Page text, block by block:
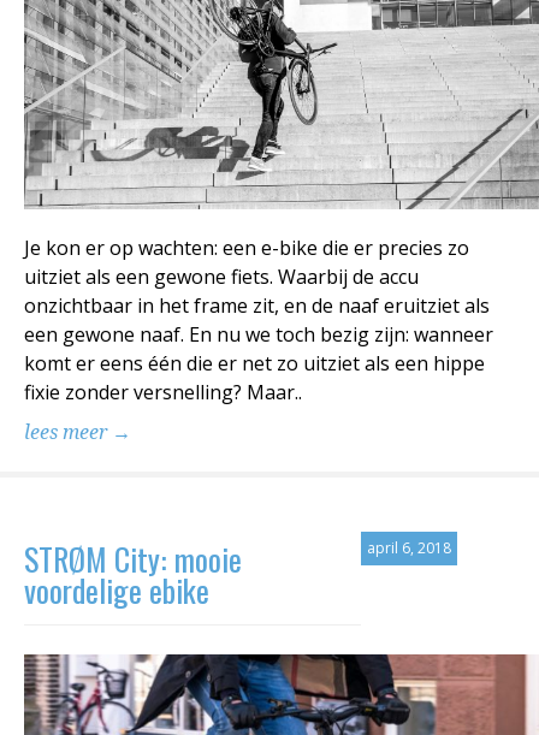
Je kon er op wachten: een e-bike die er precies zo
uitziet als een gewone fiets. Waarbij de accu
onzichtbaar in het frame zit, en de naaf eruitziet als
een gewone naaf. En nu we toch bezig zijn: wanneer
komt er eens één die er net zo uitziet als een hippe
fixie zonder versnelling? Maar..
lees meer →
april 6, 2018
STRØM City: mooie
voordelige ebike